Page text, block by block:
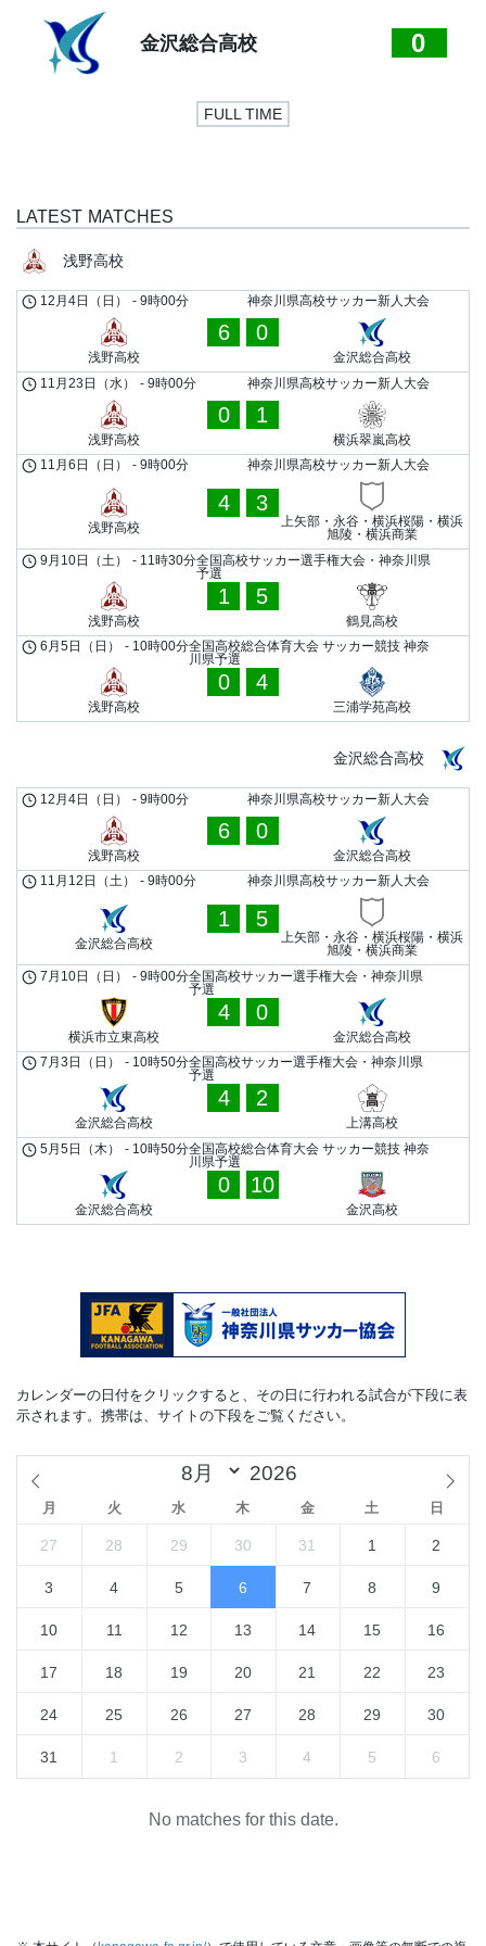
金沢総合高校 0
FULL TIME
LATEST MATCHES
浅野高校
神奈川県高校サッカー新人大会
12月4日（日） - 9時00分
浅野高校
6 0
金沢総合高校
神奈川県高校サッカー新人大会
11月23日（水） - 9時00分
浅野高校
0 1
横浜翠嵐高校
神奈川県高校サッカー新人大会
11月6日（日） - 9時00分
浅野高校
4 3
上矢部・永谷・横浜桜陽・横浜
旭陵・横浜商業
全国高校サッカー選手権大会・神奈川県
予選
9月10日（土） - 11時30分
浅野高校
1 5
鶴見高校
全国高校総合体育大会 サッカー競技 神奈
川県予選
6月5日（日） - 10時00分
浅野高校
0 4
三浦学苑高校
金沢総合高校
神奈川県高校サッカー新人大会
12月4日（日） - 9時00分
浅野高校
6 0
金沢総合高校
神奈川県高校サッカー新人大会
11月12日（土） - 9時00分
金沢総合高校
1 5
上矢部・永谷・横浜桜陽・横浜
旭陵・横浜商業
全国高校サッカー選手権大会・神奈川県
予選
7月10日（日） - 9時00分
横浜市立東高校
4 0
金沢総合高校
全国高校サッカー選手権大会・神奈川県
予選
7月3日（日） - 10時50分
金沢総合高校
4 2
上溝高校
全国高校総合体育大会 サッカー競技 神奈
川県予選
5月5日（木） - 10時50分
金沢総合高校
0 10
金沢高校
カレンダーの日付をクリックすると、その日に行われる試合が下段に表
示されます。携帯は、サイトの下段をご覧ください。
月 火 水 木 金 土 日
27 28 29 30 31 1 2
3 4 5 6 7 8 9
10 11 12 13 14 15 16
17 18 19 20 21 22 23
24 25 26 27 28 29 30
31 1 2 3 4 5 6
No matches for this date.